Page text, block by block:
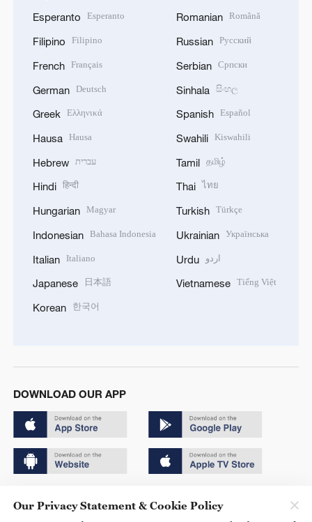
Esperanto Esperanto
Filipino Filipino
French Français
German Deutsch
Greek Ελληνικά
Hausa Hausa
Hebrew עברית
Hindi हिन्दी
Hungarian Magyar
Indonesian Bahasa Indonesia
Italian Italiano
Japanese 日本語
Korean 한국어
Romanian Română
Russian Русский
Serbian Српски
Sinhala සිංහල
Spanish Español
Swahili Kiswahili
Tamil தமிழ்
Thai ไทย
Turkish Türkçe
Ukrainian Українська
Urdu اردو
Vietnamese Tiếng Việt
DOWNLOAD OUR APP
京ICP备20000184号
Our Privacy Statement & Cookie Policy